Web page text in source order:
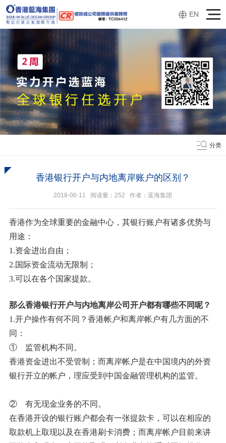
EN
分类
香港银行开户与内地离岸账户的区别？
2018-06-11 阅读量：252 作者：蓝海集团
香港作为全球重要的金融中心，其银行账户有诸多优势与
用途：
1.资金进出自由；
2.国际资金流动无限制；
3.可以在各个国家提款。
那么香港银行开户与内地离岸公司开户都有哪些不同呢？
1.开户操作有何不同？香港帐户和离岸帐户有几方面的不
同：
① 监管机构不同。
香港资金进出不受管制；而离岸帐户是在中国境内的外资
银行开立的帐户，理应受到中国金融管理机构的监管。
② 有无现金业务的不同。
在香港开设的银行账户都会有一张提款卡，可以在相应的
取款机上取现以及在香港刷卡消费；而离岸帐户目前来讲